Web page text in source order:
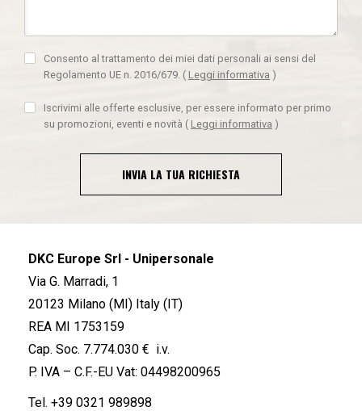
Consento al trattamento dei miei dati personali ai sensi del
Regolamento UE n. 2016/679. ( Leggi informativa )
Iscrivimi alle offerte esclusive, per essere informato per primo
su promozioni, eventi e novità ( Leggi informativa )
INVIA LA TUA RICHIESTA
DKC Europe Srl - Unipersonale
Via G. Marradi, 1
20123 Milano (MI) Italy (IT)
REA MI 1753159
Cap. Soc. 7.774.030 € i.v.
P. IVA – C.F.-EU Vat: 04498200965
Tel. +39 0321 989898